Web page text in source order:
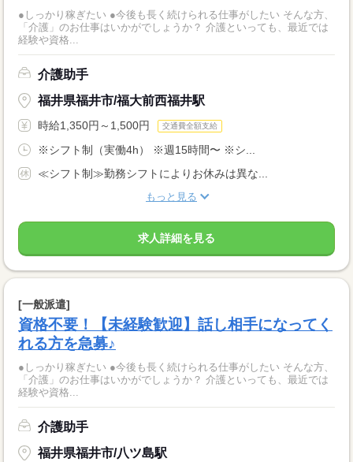
●しっかり稼ぎたい ●今後も長く続けられる仕事がしたい そんな方、
「介護」のお仕事はいかがでしょうか？ 介護といっても、最近では
経験や資格...
介護助手
福井県福井市/福大前西福井駅
時給1,350円～1,500円 交通費全額支給
※シフト制（実働4h） ※週15時間〜 ※シ...
≪シフト制≫勤務シフトによりお休みは異な...
もっと見る
求人詳細を見る
[一般派遣]
資格不要！【未経験歓迎】話し相手になってく
れる方を急募♪
●しっかり稼ぎたい ●今後も長く続けられる仕事がしたい そんな方、
「介護」のお仕事はいかがでしょうか？ 介護といっても、最近では
経験や資格...
介護助手
福井県福井市/八ツ島駅